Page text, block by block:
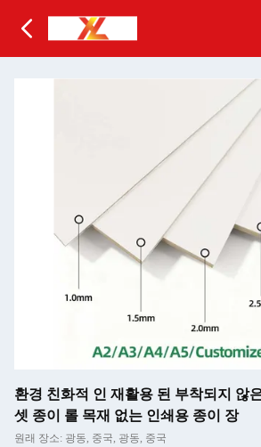
환경 친화적 인 재활용 된 부착되지 않
셋 종이 롤 목재 없는 인쇄용 종이 장
원래 장소: 광동, 중국, 광동, 중국